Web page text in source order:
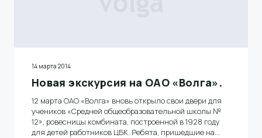
14 марта 2014
Новая экскурсия на ОАО «Волга».
12 марта ОАО «Волга» вновь открыло свои двери для
учеников «Средней общеобразовательной школы №
12», ровесницы комбината, построенной в 1928 году
для детей работников ЦБК. Ребята, пришедшие на